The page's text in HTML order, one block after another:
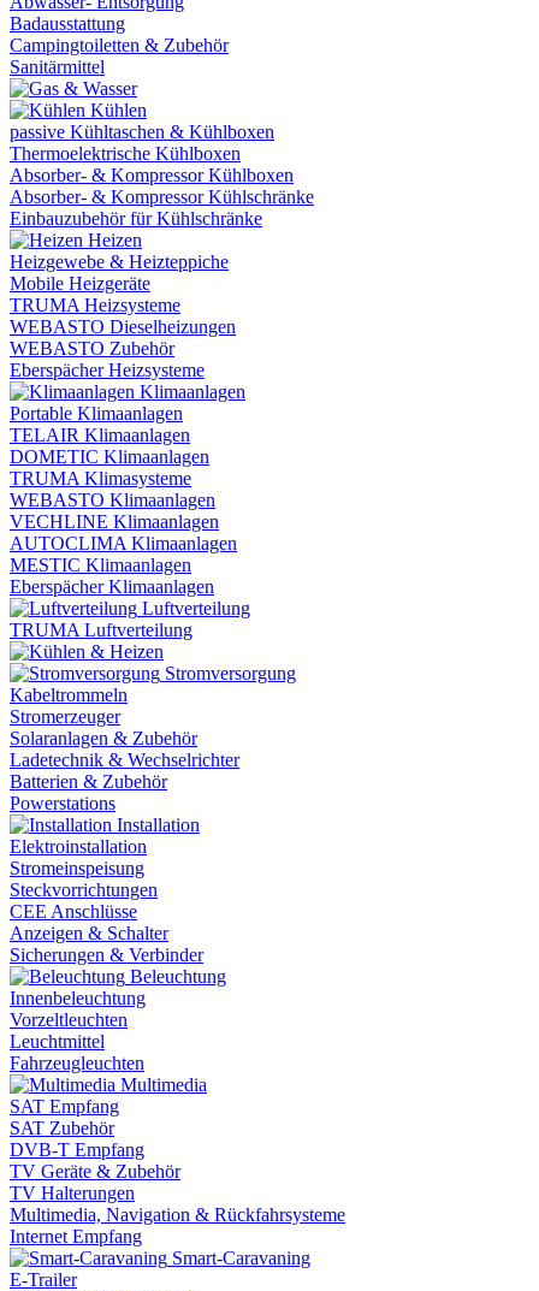
Badausstattung
Campingtoiletten & Zubehör
Sanitärmittel
Kühlen
passive Kühltaschen & Kühlboxen
Thermoelektrische Kühlboxen
Absorber- & Kompressor Kühlboxen
Absorber- & Kompressor Kühlschränke
Einbauzubehör für Kühlschränke
Heizen
Heizgewebe & Heizteppiche
Mobile Heizgeräte
TRUMA Heizsysteme
WEBASTO Dieselheizungen
WEBASTO Zubehör
Eberspächer Heizsysteme
Klimaanlagen
Portable Klimaanlagen
TELAIR Klimaanlagen
DOMETIC Klimaanlagen
TRUMA Klimasysteme
WEBASTO Klimaanlagen
VECHLINE Klimaanlagen
AUTOCLIMA Klimaanlagen
MESTIC Klimaanlagen
Eberspächer Klimaanlagen
Luftverteilung
TRUMA Luftverteilung
Stromversorgung
Kabeltrommeln
Stromerzeuger
Solaranlagen & Zubehör
Ladetechnik & Wechselrichter
Batterien & Zubehör
Powerstations
Installation
Elektroinstallation
Stromeinspeisung
Steckvorrichtungen
CEE Anschlüsse
Anzeigen & Schalter
Sicherungen & Verbinder
Beleuchtung
Innenbeleuchtung
Vorzeltleuchten
Leuchtmittel
Fahrzeugleuchten
Multimedia
SAT Empfang
SAT Zubehör
DVB-T Empfang
TV Geräte & Zubehör
TV Halterungen
Multimedia, Navigation & Rückfahrsysteme
Internet Empfang
Smart-Caravaning
E-Trailer